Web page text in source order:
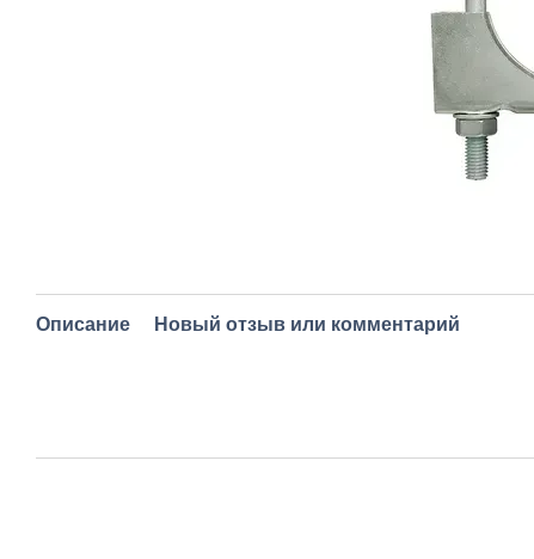
Описание Новый отзыв или комментарий